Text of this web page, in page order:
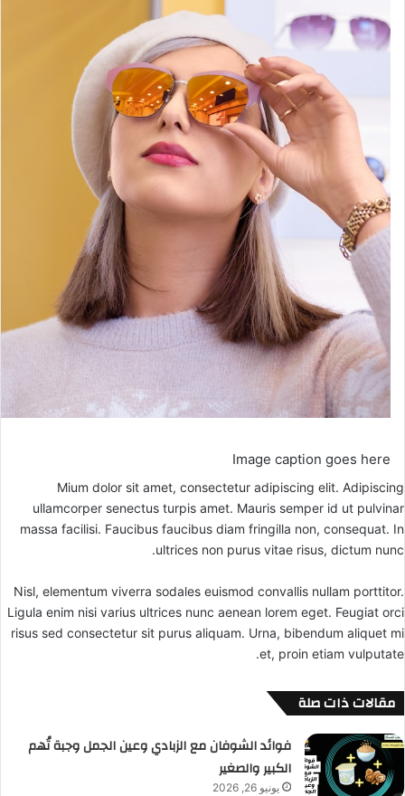
Image caption goes here
Mium dolor sit amet, consectetur adipiscing elit. Adipiscing
ullamcorper senectus turpis amet. Mauris semper id ut pulvinar
massa facilisi. Faucibus faucibus diam fringilla non, consequat. In
ultrices non purus vitae risus, dictum nunc.
Nisl, elementum viverra sodales euismod convallis nullam porttitor.
Ligula enim nisi varius ultrices nunc aenean lorem eget. Feugiat orci
risus sed consectetur sit purus aliquam. Urna, bibendum aliquet mi
et, proin etiam vulputate.
مقالات ذات صلة
فوائد الشوفان مع الزبادي وعين الجمل وجبة تُهم
الكبير والصغير
يونيو 26, 2026